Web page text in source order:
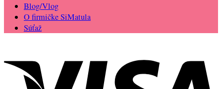
Blog/Vlog
O firmičke SiMatula
Súťaž